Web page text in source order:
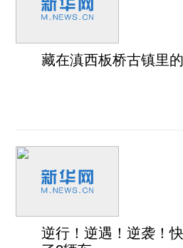
藏在滇西板桥古镇里
逆行！逆遇！逆袭！